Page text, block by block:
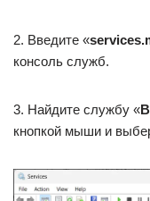
2. Введите «
консоль служб.
3. Найдите службу «
кнопкой мыши и